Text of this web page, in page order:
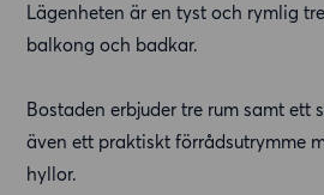
Lägenheten är en tyst och rymlig
balkong och badkar.
Bostaden erbjuder tre rum samt ett
även ett praktiskt förrådsutrymme
hyllor.